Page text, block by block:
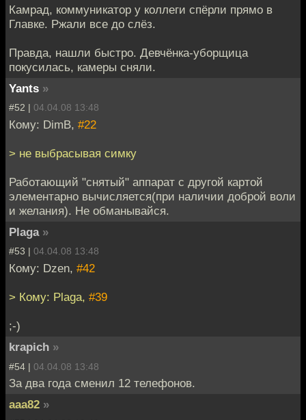
Камрад, коммуникатор у коллеги спёрли прямо в
Главке. Ржали все до слёз.
Правда, нашли быстро. Девчёнка-уборщица
покусилась, камеры сняли.
Yants »
#52 | 04.04.08 13:48
Кому: DimB, #22
> не выбрасывая симку
Работающий "снятый" аппарат с другой картой
элементарно вычисляется(при наличии доброй воли
и желания). Не обманывайся.
Plaga »
#53 | 04.04.08 13:48
Кому: Dzen, #42
> Кому: Plaga, #39
;-)
krapich »
#54 | 04.04.08 13:48
За два года сменил 12 телефонов.
aaa82 »